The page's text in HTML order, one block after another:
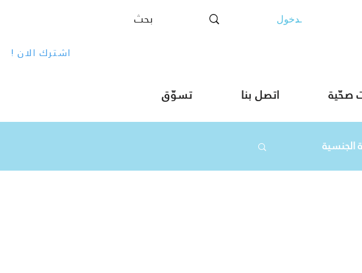
تسجيل الدخول
! اشترك الان
صحّية اتصل بنا تسوّق
الجنسية